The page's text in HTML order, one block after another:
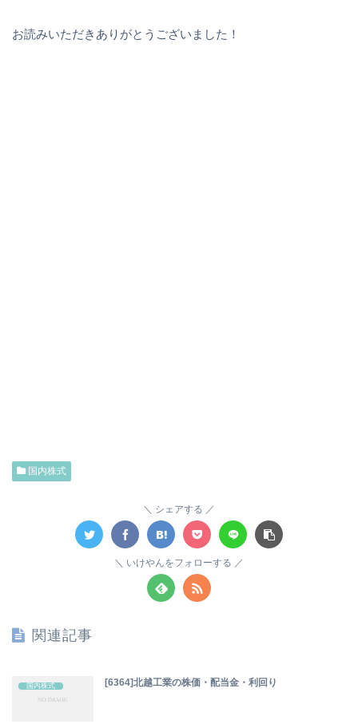
お読みいただきありがとうございました！
国内株式
シェアする
いけやんをフォローする
関連記事
国内株式 [6364]北越工業の株価・配当金・利回り